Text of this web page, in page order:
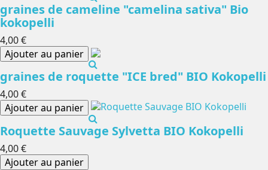
graines de cameline "camelina sativa" Bio
kokopelli
4,00 €
Ajouter au panier
graines de roquette "ICE bred" BIO Kokopelli
4,00 €
Ajouter au panier
Roquette Sauvage Sylvetta BIO Kokopelli
4,00 €
Ajouter au panier